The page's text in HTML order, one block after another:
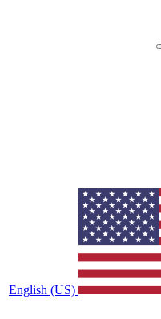
English (US)